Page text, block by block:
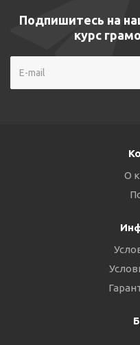
Подпишитесь на
курс
О